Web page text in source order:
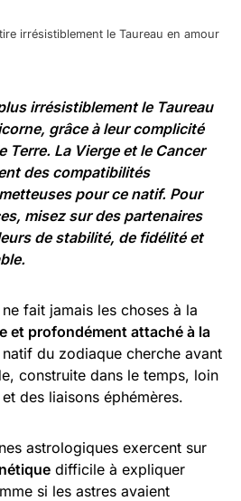
irrésistiblement le Taureau en amour
irrésistiblement le Taureau
grâce à leur complicité
Terre. La Vierge et le Cancer
des compatibilités
pour ce natif. Pour
misez sur des partenaires
de stabilité, de fidélité et
fait jamais les choses à la
et profondément attaché à la
du zodiaque cherche avant
construite dans le temps, loin
des liaisons éphémères.
astrologiques exercent sur
difficile à expliquer
si les astres avaient